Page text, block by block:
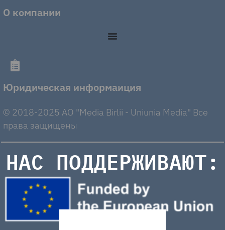
О компании
Юридическая информаиция
© 2018-2025 AO "Media Birlii - Uniunia Media" Все
права защищены
НАС ПОДДЕРЖИВАЮТ: